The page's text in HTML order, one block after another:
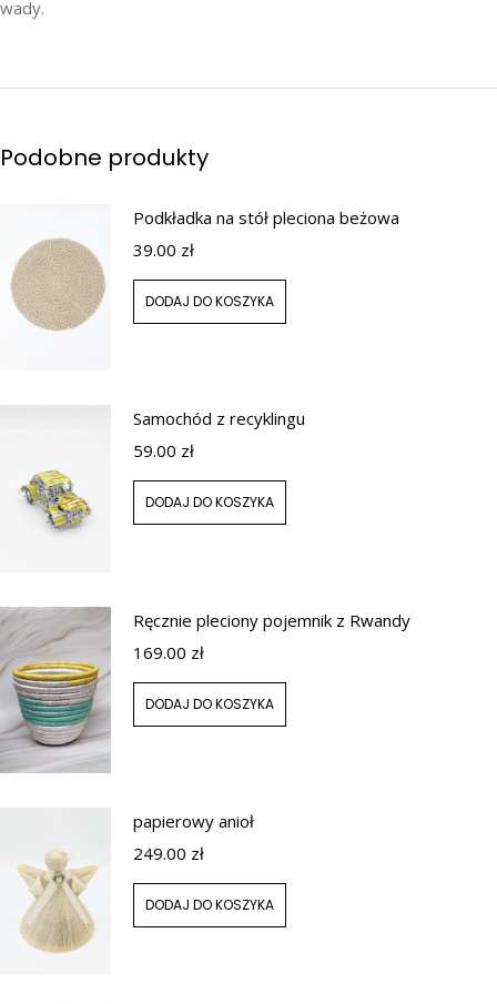
wady.
Podobne produkty
Podkładka na stół pleciona beżowa
39.00 zł
DODAJ DO KOSZYKA
Samochód z recyklingu
59.00 zł
DODAJ DO KOSZYKA
Ręcznie pleciony pojemnik z Rwandy
169.00 zł
DODAJ DO KOSZYKA
papierowy anioł
249.00 zł
DODAJ DO KOSZYKA